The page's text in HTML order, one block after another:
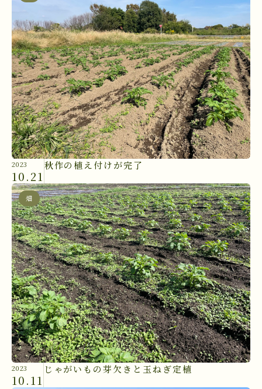
2023
10.21
秋作の植え付けが完了
畑
2023
10.11
じゃがいもの芽欠きと玉ねぎ定植